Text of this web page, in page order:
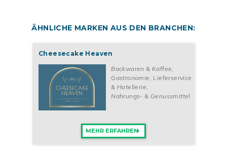
ÄHNLICHE MARKEN AUS DEN BRANCHEN:
Cheesecake Heaven
Backwaren & Kaffee,
Gastronomie, Lieferservice
& Hotellerie,
Nahrungs- & Genussmittel
MEHR ERFAHREN